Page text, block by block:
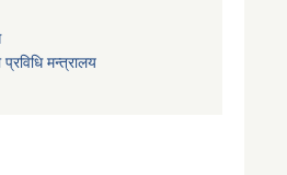
मन्त्रालय